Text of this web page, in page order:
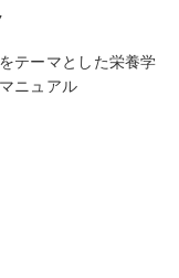
テーマとした栄養学
ニュアル